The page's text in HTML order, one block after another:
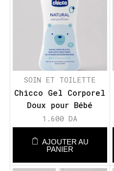
SOIN ET TOILETTE
Chicco Gel Corporel
Doux pour Bébé
Sensation Naturelle
1.600DA
AJOUTER AU
PANIER